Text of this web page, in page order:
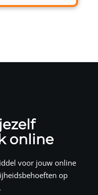
online
voor jouw online
op